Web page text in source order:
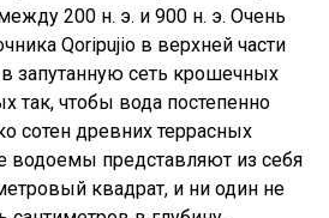
200 н. э. и 900 н. э. Очень
Qoripujio в верхней части
запутанную сеть крошечных
так, чтобы вода постепенно
сотен древних террасных
водоемы представляют из себя
квадрат, и ни один не